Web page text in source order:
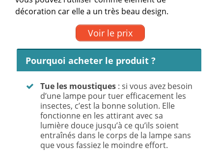
décoration car elle a un très beau design.
Voir le prix
Pourquoi acheter le produit ?
Tue les moustiques : si vous avez besoin
d’une lampe pour tuer efficacement les
insectes, c’est la bonne solution. Elle
fonctionne en les attirant avec sa
lumière douce jusqu’à ce qu’ils soient
entraînés dans le corps de la lampe sans
que vous fassiez le moindre effort.